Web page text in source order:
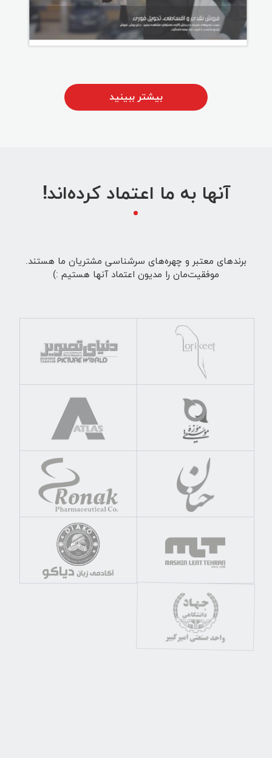
بیشتر ببینید
آنها به ما اعتماد کرده‌اند!
برندهای معتبر و چهره‌های سرشناسی مشتریان ما هستند.
موفقیت‌مان را مدیون اعتماد آنها هستیم :)